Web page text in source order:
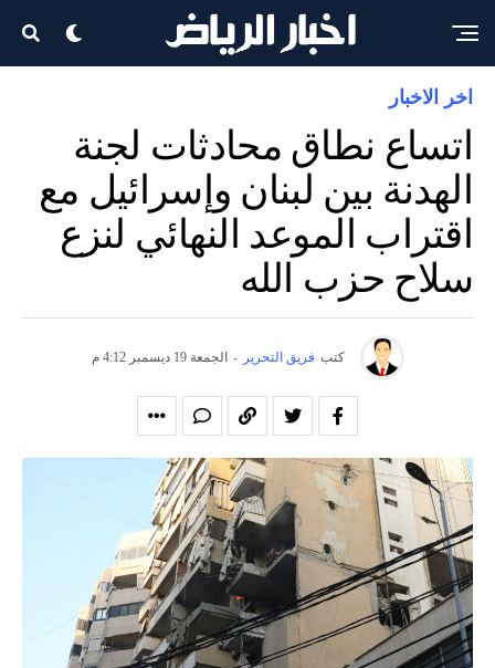
اخر الاخبار
اتساع نطاق محادثات لجنة
الهدنة بين لبنان وإسرائيل مع
اقتراب الموعد النهائي لنزع
سلاح حزب الله
كتب فريق التحرير - الجمعة 19 ديسمبر 4:12 م